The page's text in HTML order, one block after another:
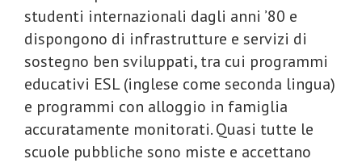
studenti internazionali dagli anni ’80 e
dispongono di infrastrutture e servizi di
sostegno ben sviluppati, tra cui programmi
educativi ESL (inglese come seconda lingua)
e programmi con alloggio in famiglia
accuratamente monitorati. Quasi tutte le
scuole pubbliche sono miste e accettano